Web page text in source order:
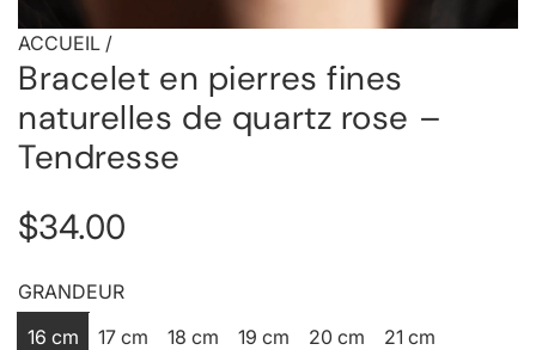
ACCUEIL /
Bracelet en pierres fines
naturelles de quartz rose –
Tendresse
P
r
$34.00
GRANDEUR
16 cm
17 cm 18 cm 19 cm 20 cm 21 cm